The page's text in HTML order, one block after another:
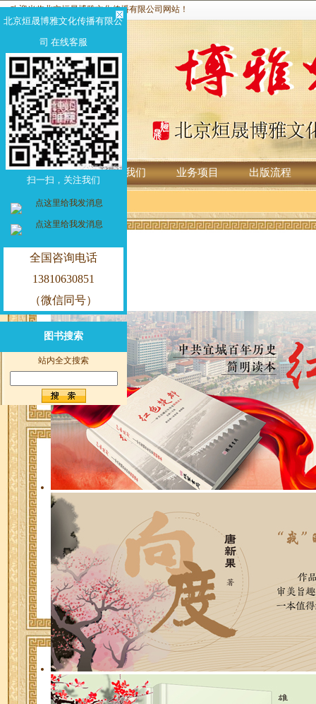
欢迎光临北京烜晟博雅文化传播有限公司网站！
首页 关于我们 业务项目 出版流程
北京烜晟博雅文化传播有限公
司 在线客服
扫一扫，关注我们
全国咨询电话
13810630851
（微信同号）
图书搜索
站内全文搜索